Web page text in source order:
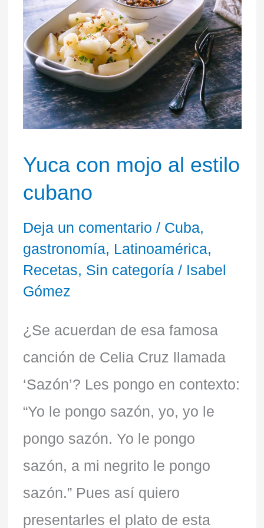
Yuca con mojo al estilo
cubano
Deja un comentario / Cuba,
gastronomía, Latinoamérica,
Recetas, Sin categoría/ Isabel
Gómez
¿Se acuerdan de esa famosa
canción de Celia Cruz llamada
‘Sazón’? Les pongo en contexto:
“Yo le pongo sazón, yo, yo le
pongo sazón. Yo le pongo
sazón, a mi negrito le pongo
sazón.” Pues así quiero
presentarles el plato de esta